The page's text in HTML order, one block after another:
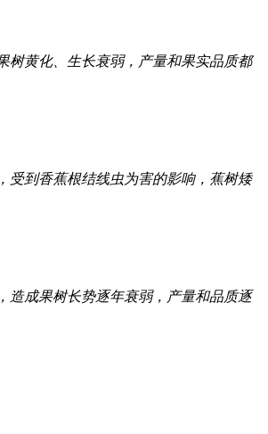
树黄化、生长衰弱，产量和果实品质都
受到香蕉根结线虫为害的影响，蕉树矮
造成果树长势逐年衰弱，产量和品质逐